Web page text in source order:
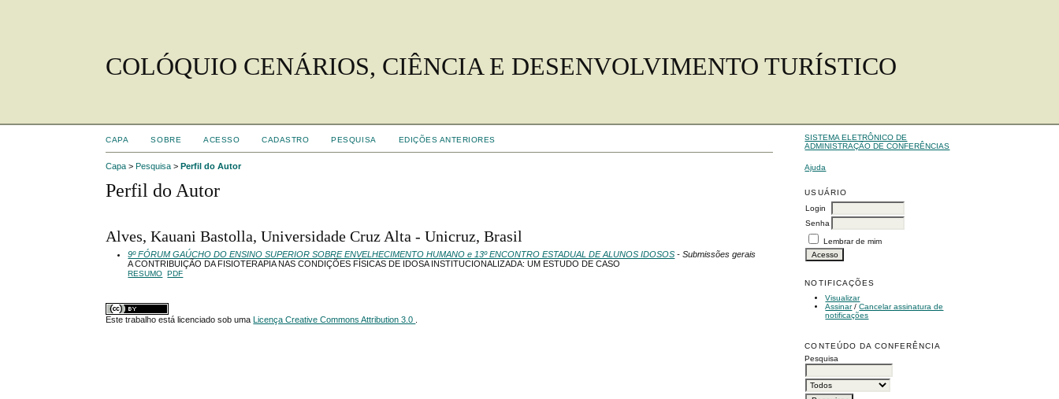
COLÓQUIO CENÁRIOS, CIÊNCIA E DESENVOLVIMENTO TURÍSTICO
SISTEMA ELETRÔNICO DE
ADMINISTRAÇÃO DE CONFERÊNCIAS
Ajuda
USUÁRIO
Login
Senha
Lembrar de mim
NOTIFICAÇÕES
Visualizar
Assinar/Cancelar assinatura de
notificações
CONTEÚDO DA CONFERÊNCIA
Pesquisa
CAPA SOBRE ACESSO CADASTRO PESQUISA EDIÇÕES ANTERIORES
Capa >Pesquisa >Perfil do Autor
Perfil do Autor
Alves, Kauani Bastolla, Universidade Cruz Alta - Unicruz, Brasil
9º FÓRUM GAÚCHO DO ENSINO SUPERIOR SOBRE ENVELHECIMENTO HUMANO e 13º ENCONTRO ESTADUAL DE ALUNOS IDOSOS - Submissões gerais
A CONTRIBUIÇÃO DA FISIOTERAPIA NAS CONDIÇÕES FÍSICAS DE IDOSA INSTITUCIONALIZADA: UM ESTUDO DE CASO
RESUMO PDF
Este trabalho está licenciado sob uma Licença Creative Commons Attribution 3.0